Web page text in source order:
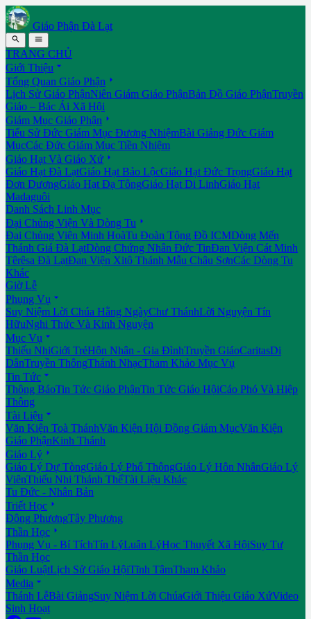
Giáo Phận Đà Lạt
 
TRANG CHỦ
Giới Thiệu 
Tổng Quan Giáo Phận 
Lịch Sử Giáo PhậnNiên Giám Giáo PhậnBản Đồ Giáo PhậnTruyền
Giáo – Bác Ái Xã Hội
Giám Mục Giáo Phận 
Tiểu Sử Đức Giám Mục Đương NhiệmBài Giảng Đức Giám
MụcCác Đức Giám Mục Tiền Nhiệm
Giáo Hạt Và Giáo Xứ 
Giáo Hạt Đà LạtGiáo Hạt Bảo LộcGiáo Hạt Đức TrọngGiáo Hạt
Đơn DươngGiáo Hạt Đạ TôngGiáo Hạt Di LinhGiáo Hạt
Madaguôi
Danh Sách Linh Mục
Đại Chủng Viện Và Dòng Tu 
Đại Chủng Viện Minh HoàTu Đoàn Tông Đồ ICMDòng Mến
Thánh Giá Đà LạtDòng Chứng Nhân Đức TinĐan Viện Cát Minh
Têrêsa Đà LạtĐan Viện Xitô Thánh Mẫu Châu SơnCác Dòng Tu
Khác
Giờ Lễ
Phụng Vụ 
Suy Niệm Lời Chúa Hằng NgàyChư ThánhLời Nguyện Tín
HữuNghi Thức Và Kinh Nguyện
Mục Vụ 
Thiếu NhiGiới TrẻHôn Nhân - Gia ĐìnhTruyền GiáoCaritasDi
DânTruyền ThôngThánh NhạcTham Khảo Mục Vụ
Tin Tức 
Thông BáoTin Tức Giáo PhậnTin Tức Giáo HộiCáo Phó Và Hiệp
Thông
Tài Liệu 
Văn Kiện Toà ThánhVăn Kiện Hội Đồng Giám MụcVăn Kiện
Giáo PhậnKinh Thánh
Giáo Lý 
Giáo Lý Dự TòngGiáo Lý Phổ ThôngGiáo Lý Hôn NhânGiáo Lý
ViênThiếu Nhi Thánh ThểTài Liệu Khác
Tu Đức - Nhân Bản
Triết Học 
Đông PhươngTây Phương
Thần Học 
Phụng Vụ - Bí TíchTín LýLuân LýHọc Thuyết Xã HộiSuy Tư
Thần Học
Giáo LuậtLịch Sử Giáo HộiTĩnh TâmTham Khảo
Media 
Thánh LễBài GiảngSuy Niệm Lời ChúaGiới Thiệu Giáo XứVideo
Sinh Hoạt